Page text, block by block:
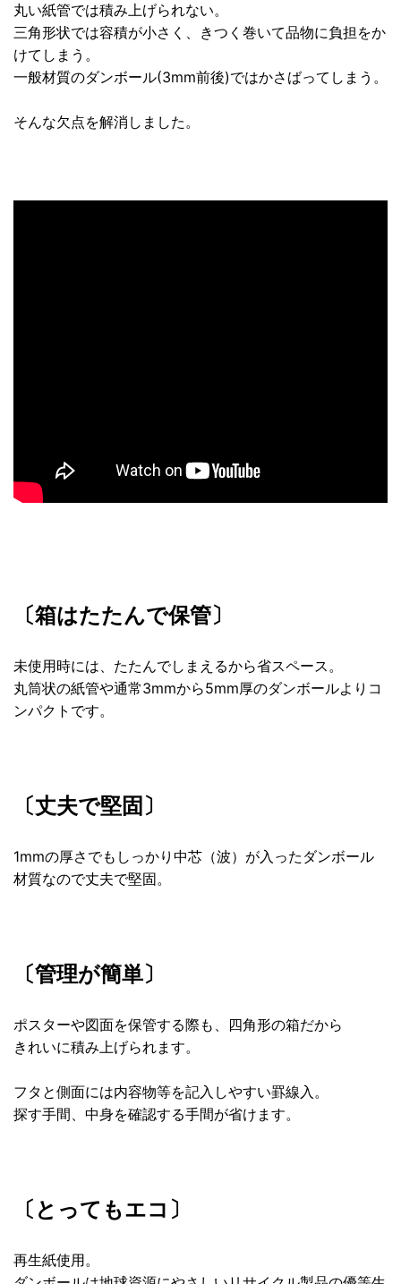
丸い紙管では積み上げられない。
三角形状では容積が小さく、きつく巻いて品物に負担をか
けてしまう。
一般材質のダンボール(3mm前後)ではかさばってしまう。
そんな欠点を解消しました。
〔箱はたたんで保管〕
未使用時には、たたんでしまえるから省スペース。
丸筒状の紙管や通常3mmから5mm厚のダンボールよりコ
ンパクトです。
〔丈夫で堅固〕
1mmの厚さでもしっかり中芯（波）が入ったダンボール
材質なので丈夫で堅固。
〔管理が簡単〕
ポスターや図面を保管する際も、四角形の箱だから
きれいに積み上げられます。
フタと側面には内容物等を記入しやすい罫線入。
探す手間、中身を確認する手間が省けます。
〔とってもエコ〕
再生紙使用。